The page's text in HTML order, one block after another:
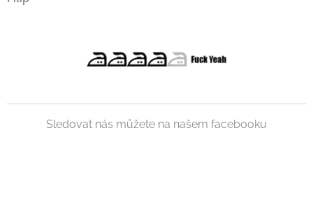
Sledovat nás můžete na našem facebooku